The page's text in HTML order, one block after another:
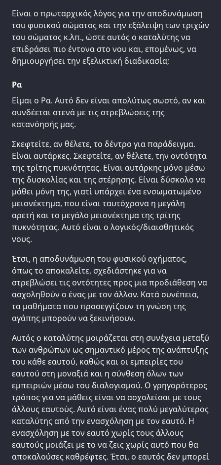
Είναι ο πρωταρχικός λόγος για την αποδυνάμωση
του φυσικού σώματος και την εξάλειψη των τριχών
του σώματος κ.λπ., ώστε αυτός ο καταλύτης να
επιδράσει πιο έντονα στο νου και, επομένως, να
δημιουργήσει την εξελικτική διαδικασία;
Ρα
Είμαι ο Ρα. Αυτό δεν είναι απολύτως σωστό, αν και
συνδέεται στενά με τις στρεβλώσεις της
κατανόησής μας.
Σκεφτείτε, αν θέλετε, το δέντρο για παράδειγμα.
Είναι αυτάρκες. Σκεφτείτε, αν θέλετε, την οντότητα
της τρίτης πυκνότητας. Είναι αυτάρκης μόνο μέσω
της δυσκολίας και της στέρησης. Είναι δύσκολο να
μάθει μόνη της, γιατί υπάρχει ένα ενσωματωμένο
μειονέκτημα, που είναι ταυτόχρονα η μεγάλη
αρετή και το μεγάλο μειονέκτημα της τρίτης
πυκνότητας. Αυτό είναι ο λογικός/διαισθητικός
νους.
Έτσι, η αποδυνάμωση του φυσικού οχήματος,
όπως το αποκαλείτε, σχεδιάστηκε για να
στρεβλώσει τις οντότητες προς μια προδιάθεση να
ασχοληθούν ο ένας με τον άλλον. Κατά συνέπεια,
τα μαθήματα που προσεγγίζουν τη γνώση της
αγάπης μπορούν να ξεκινήσουν.
Αυτός ο καταλύτης μοιράζεται στη συνέχεια μεταξύ
των ανθρώπων ως σημαντικό μέρος της ανάπτυξης
του κάθε εαυτού, καθώς και οι εμπειρίες του
εαυτού στη μοναξιά και η σύνθεση όλων των
εμπειριών μέσω του διαλογισμού. Ο γρηγορότερος
τρόπος για να μάθεις είναι να ασχολείσαι με τους
άλλους εαυτούς. Αυτό είναι ένας πολύ μεγαλύτερος
καταλύτης από την ενασχόληση με τον εαυτό. Η
ενασχόληση με τον εαυτό χωρίς τους άλλους
εαυτούς μοιάζει με το να ζεις χωρίς αυτό που θα
αποκαλούσες καθρέφτες. Έτσι, ο εαυτός δεν μπορεί